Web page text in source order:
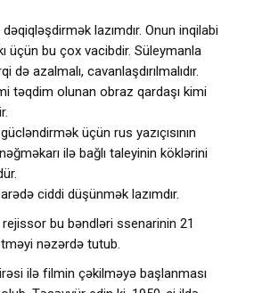
lazımdır. Onun inqilabi
üçün bu çox vacibdir. Süleymanla
də azalmalı, cavanlaşdırılmalıdır.
təqdim olunan obraz qardaşı kimi
üçün rus yazıçısının
ilə bağlı taleyinin köklərini
ciddi düşünmək lazımdır.
bu bəndləri ssenarinin 21
nəzərdə tutub.
ilə filmin çəkilməyə başlanması